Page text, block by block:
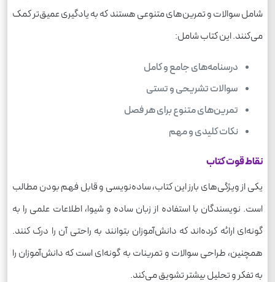
شامل سوالات و تمرین‌های متنوعی هستند که به یادگیری عمیق‌تر کمک
می‌کنند. این کتاب شامل:
درسنامه‌های جامع و کامل
سوالات تشریحی و تستی
تمرین‌های متنوع برای هر فصل
نکات کلیدی و مهم
نقاط قوت کتاب
یکی از ویژگی‌های بارز این کتاب، ساده‌نویسی و قابل فهم بودن مطالب
است. نویسندگان با استفاده از زبان ساده و شیوا، اطلاعات علمی را به
گونه‌ای ارائه کرده‌اند که دانش‌آموزان بتوانند به راحتی آن را درک کنند.
همچنین، طراحی سوالات و تمرینات به گونه‌ای است که دانش‌آموزان را
به تفکر و تحلیل بیشتر تشویق می‌کند.